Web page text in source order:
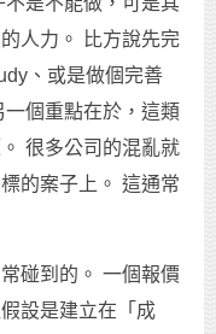
人力。 比方說先完
、或是做個完善
個重點在於，這類
很多公司的混亂就
的案子上。 這通常
碰到的。 一個報價
設是建立在「成